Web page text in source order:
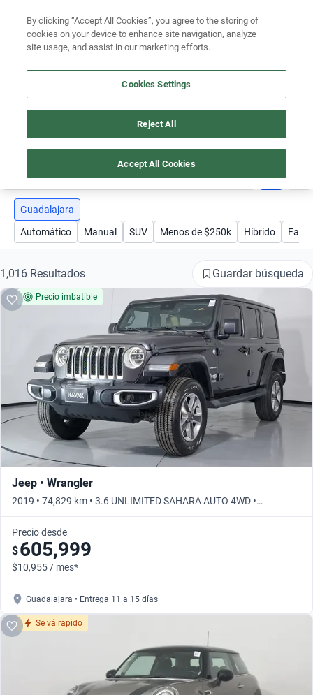
Ubicación
Encuentra el auto ideal para tu presupuesto
Simular plan a meses
AUTOS EN GUADALAJARA
Busca por versión
Busca por año
Busca por marca
Busca por modelo
Busca por versión
Guadalajara
Automático
Manual SUV Menos de $250k Híbrido
1,016 Resultados Guardar búsqueda
Precio imbatible
Jeep • Wrangler
2019 • 74,829 km • 3.6 UNLIMITED SAHARA AUTO 4WD •
Automático
Precio desde
$605,999
$10,955 / mes*
Guadalajara • Entrega 11 a 15 días
Se vá rapido
By clicking “Accept All Cookies”, you agree to the storing of
cookies on your device to enhance site navigation, analyze
site usage, and assist in our marketing efforts.
Cookies Settings
Reject All
Accept All Cookies